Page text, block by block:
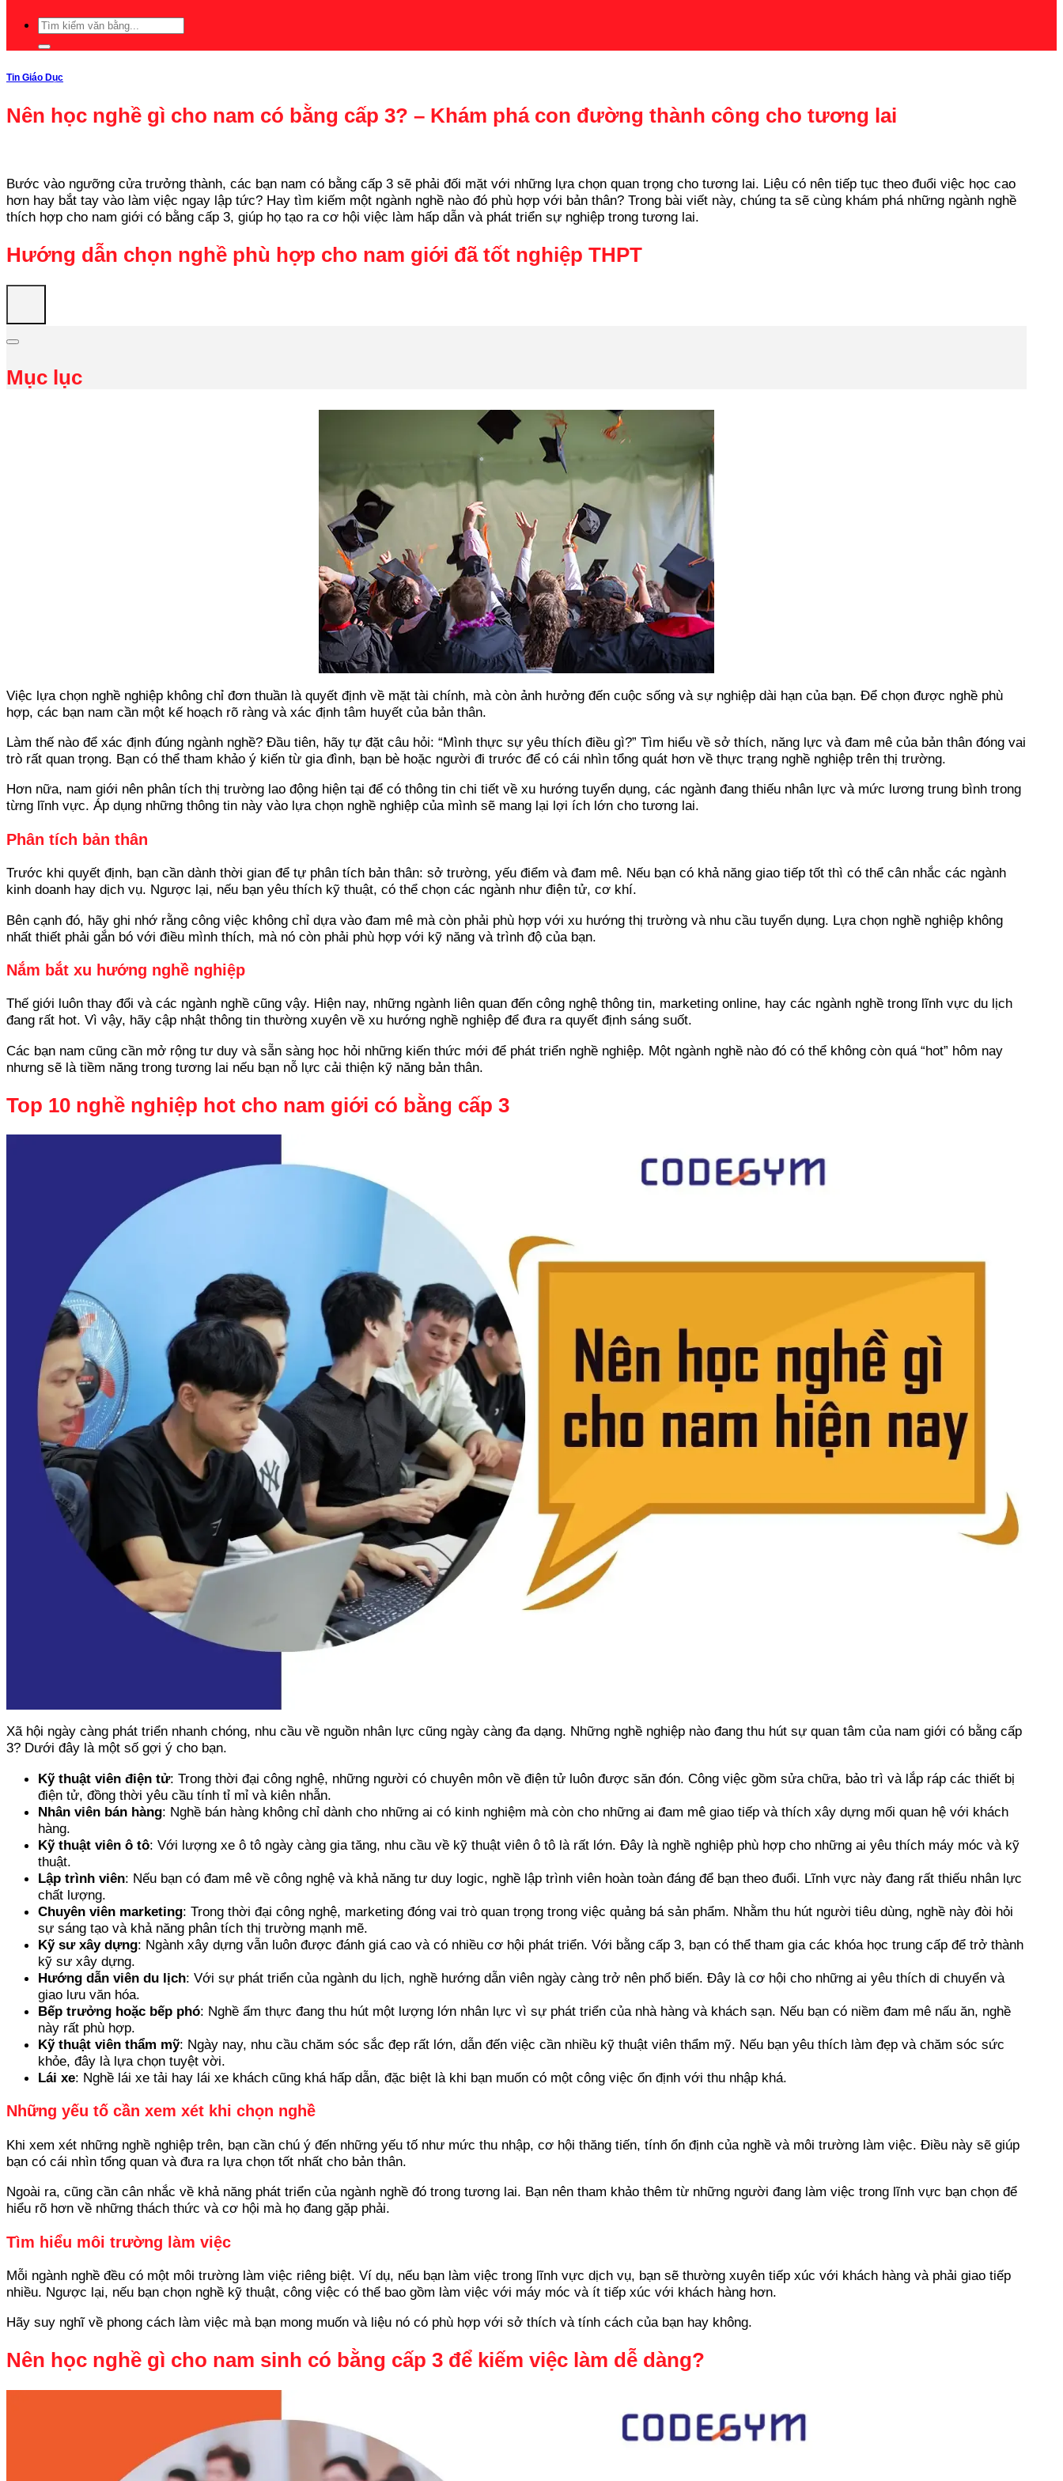
Tin Giáo Dục
Nên học nghề gì cho nam có bằng cấp 3? – Khám phá con đường thành công cho tương lai
Bước vào ngưỡng cửa trưởng thành, các bạn nam có bằng cấp 3 sẽ phải đối mặt với những lựa chọn quan trọng cho tương lai. Liệu có nên tiếp tục theo đuổi việc học cao
hơn hay bắt tay vào làm việc ngay lập tức? Hay tìm kiếm một ngành nghề nào đó phù hợp với bản thân? Trong bài viết này, chúng ta sẽ cùng khám phá những ngành nghề
thích hợp cho nam giới có bằng cấp 3, giúp họ tạo ra cơ hội việc làm hấp dẫn và phát triển sự nghiệp trong tương lai.
Hướng dẫn chọn nghề phù hợp cho nam giới đã tốt nghiệp THPT
Mục lục
Việc lựa chọn nghề nghiệp không chỉ đơn thuần là quyết định về mặt tài chính, mà còn ảnh hưởng đến cuộc sống và sự nghiệp dài hạn của bạn. Để chọn được nghề phù
hợp, các bạn nam cần một kế hoạch rõ ràng và xác định tâm huyết của bản thân.
Làm thế nào để xác định đúng ngành nghề? Đầu tiên, hãy tự đặt câu hỏi: “Mình thực sự yêu thích điều gì?” Tìm hiểu về sở thích, năng lực và đam mê của bản thân đóng vai
trò rất quan trọng. Bạn có thể tham khảo ý kiến từ gia đình, bạn bè hoặc người đi trước để có cái nhìn tổng quát hơn về thực trạng nghề nghiệp trên thị trường.
Hơn nữa, nam giới nên phân tích thị trường lao động hiện tại để có thông tin chi tiết về xu hướng tuyển dụng, các ngành đang thiếu nhân lực và mức lương trung bình trong
từng lĩnh vực. Áp dụng những thông tin này vào lựa chọn nghề nghiệp của mình sẽ mang lại lợi ích lớn cho tương lai.
Phân tích bản thân
Trước khi quyết định, bạn cần dành thời gian để tự phân tích bản thân: sở trường, yếu điểm và đam mê. Nếu bạn có khả năng giao tiếp tốt thì có thể cân nhắc các ngành
kinh doanh hay dịch vụ. Ngược lại, nếu bạn yêu thích kỹ thuật, có thể chọn các ngành như điện tử, cơ khí.
Bên cạnh đó, hãy ghi nhớ rằng công việc không chỉ dựa vào đam mê mà còn phải phù hợp với xu hướng thị trường và nhu cầu tuyển dụng. Lựa chọn nghề nghiệp không
nhất thiết phải gắn bó với điều mình thích, mà nó còn phải phù hợp với kỹ năng và trình độ của bạn.
Nắm bắt xu hướng nghề nghiệp
Thế giới luôn thay đổi và các ngành nghề cũng vậy. Hiện nay, những ngành liên quan đến công nghệ thông tin, marketing online, hay các ngành nghề trong lĩnh vực du lịch
đang rất hot. Vì vậy, hãy cập nhật thông tin thường xuyên về xu hướng nghề nghiệp để đưa ra quyết định sáng suốt.
Các bạn nam cũng cần mở rộng tư duy và sẵn sàng học hỏi những kiến thức mới để phát triển nghề nghiệp. Một ngành nghề nào đó có thể không còn quá “hot” hôm nay
nhưng sẽ là tiềm năng trong tương lai nếu bạn nỗ lực cải thiện kỹ năng bản thân.
Top 10 nghề nghiệp hot cho nam giới có bằng cấp 3
Xã hội ngày càng phát triển nhanh chóng, nhu cầu về nguồn nhân lực cũng ngày càng đa dạng. Những nghề nghiệp nào đang thu hút sự quan tâm của nam giới có bằng cấp
3? Dưới đây là một số gợi ý cho bạn.
Kỹ thuật viên điện tử: Trong thời đại công nghệ, những người có chuyên môn về điện tử luôn được săn đón. Công việc gồm sửa chữa, bảo trì và lắp ráp các thiết bị
điện tử, đồng thời yêu cầu tính tỉ mỉ và kiên nhẫn.
Nhân viên bán hàng: Nghề bán hàng không chỉ dành cho những ai có kinh nghiệm mà còn cho những ai đam mê giao tiếp và thích xây dựng mối quan hệ với khách
hàng.
Kỹ thuật viên ô tô: Với lượng xe ô tô ngày càng gia tăng, nhu cầu về kỹ thuật viên ô tô là rất lớn. Đây là nghề nghiệp phù hợp cho những ai yêu thích máy móc và kỹ
thuật.
Lập trình viên: Nếu bạn có đam mê về công nghệ và khả năng tư duy logic, nghề lập trình viên hoàn toàn đáng để bạn theo đuổi. Lĩnh vực này đang rất thiếu nhân lực
chất lượng.
Chuyên viên marketing: Trong thời đại công nghệ, marketing đóng vai trò quan trọng trong việc quảng bá sản phẩm. Nhằm thu hút người tiêu dùng, nghề này đòi hỏi
sự sáng tạo và khả năng phân tích thị trường mạnh mẽ.
Kỹ sư xây dựng: Ngành xây dựng vẫn luôn được đánh giá cao và có nhiều cơ hội phát triển. Với bằng cấp 3, bạn có thể tham gia các khóa học trung cấp để trở thành
kỹ sư xây dựng.
Hướng dẫn viên du lịch: Với sự phát triển của ngành du lịch, nghề hướng dẫn viên ngày càng trở nên phổ biến. Đây là cơ hội cho những ai yêu thích di chuyển và
giao lưu văn hóa.
Bếp trưởng hoặc bếp phó: Nghề ẩm thực đang thu hút một lượng lớn nhân lực vì sự phát triển của nhà hàng và khách sạn. Nếu bạn có niềm đam mê nấu ăn, nghề
này rất phù hợp.
Kỹ thuật viên thẩm mỹ: Ngày nay, nhu cầu chăm sóc sắc đẹp rất lớn, dẫn đến việc cần nhiều kỹ thuật viên thẩm mỹ. Nếu bạn yêu thích làm đẹp và chăm sóc sức
khỏe, đây là lựa chọn tuyệt vời.
Lái xe: Nghề lái xe tải hay lái xe khách cũng khá hấp dẫn, đặc biệt là khi bạn muốn có một công việc ổn định với thu nhập khá.
Những yếu tố cần xem xét khi chọn nghề
Khi xem xét những nghề nghiệp trên, bạn cần chú ý đến những yếu tố như mức thu nhập, cơ hội thăng tiến, tính ổn định của nghề và môi trường làm việc. Điều này sẽ giúp
bạn có cái nhìn tổng quan và đưa ra lựa chọn tốt nhất cho bản thân.
Ngoài ra, cũng cần cân nhắc về khả năng phát triển của ngành nghề đó trong tương lai. Bạn nên tham khảo thêm từ những người đang làm việc trong lĩnh vực bạn chọn để
hiểu rõ hơn về những thách thức và cơ hội mà họ đang gặp phải.
Tìm hiểu môi trường làm việc
Mỗi ngành nghề đều có một môi trường làm việc riêng biệt. Ví dụ, nếu bạn làm việc trong lĩnh vực dịch vụ, bạn sẽ thường xuyên tiếp xúc với khách hàng và phải giao tiếp
nhiều. Ngược lại, nếu bạn chọn nghề kỹ thuật, công việc có thể bao gồm làm việc với máy móc và ít tiếp xúc với khách hàng hơn.
Hãy suy nghĩ về phong cách làm việc mà bạn mong muốn và liệu nó có phù hợp với sở thích và tính cách của bạn hay không.
Nên học nghề gì cho nam sinh có bằng cấp 3 để kiếm việc làm dễ dàng?